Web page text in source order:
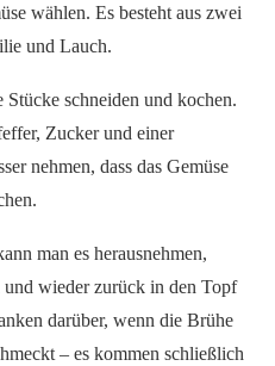
wählen. Es besteht aus zwei
und Lauch.
schneiden und kochen.
Zucker und einer
nehmen, dass das Gemüse
man es herausnehmen,
und wieder zurück in den Topf
darüber, wenn die Brühe
– es kommen schließlich